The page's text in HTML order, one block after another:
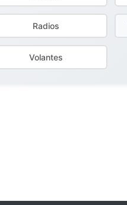
Radios
Volantes